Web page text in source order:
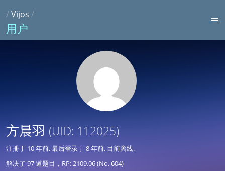
/Vijos /
用户
方晨羽 (UID: 112025)
注册于 10 年前, 最后登录于8 年前, 目前离线.
解决了 97 道题目，RP: 2109.06 (No. 604)